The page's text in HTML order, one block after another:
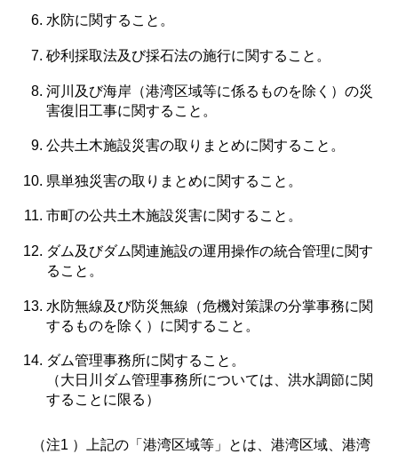
水防に関すること。
砂利採取法及び採石法の施行に関すること。
河川及び海岸（港湾区域等に係るものを除く）の災
害復旧工事に関すること。
公共土木施設災害の取りまとめに関すること。
県単独災害の取りまとめに関すること。
市町の公共土木施設災害に関すること。
ダム及びダム関連施設の運用操作の統合管理に関す
ること。
水防無線及び防災無線（危機対策課の分掌事務に関
するものを除く）に関すること。
ダム管理事務所に関すること。
（大日川ダム管理事務所については、洪水調節に関
することに限る）
（注1 ）上記の「港湾区域等」とは、港湾区域、港湾